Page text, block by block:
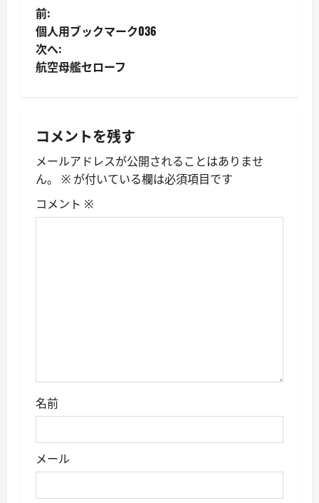
投
稿
ナ
ゲ
ー
シ
ョ
前:
個人用ブックマーク036
次へ:
航空母艦セローフ
コメントを残す
メールアドレスが公開されることはありませ
ん。
※ が付いている欄は必須項目です
コメント ※
名前
メール